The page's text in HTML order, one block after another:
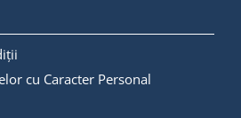
cu Caracter Personal